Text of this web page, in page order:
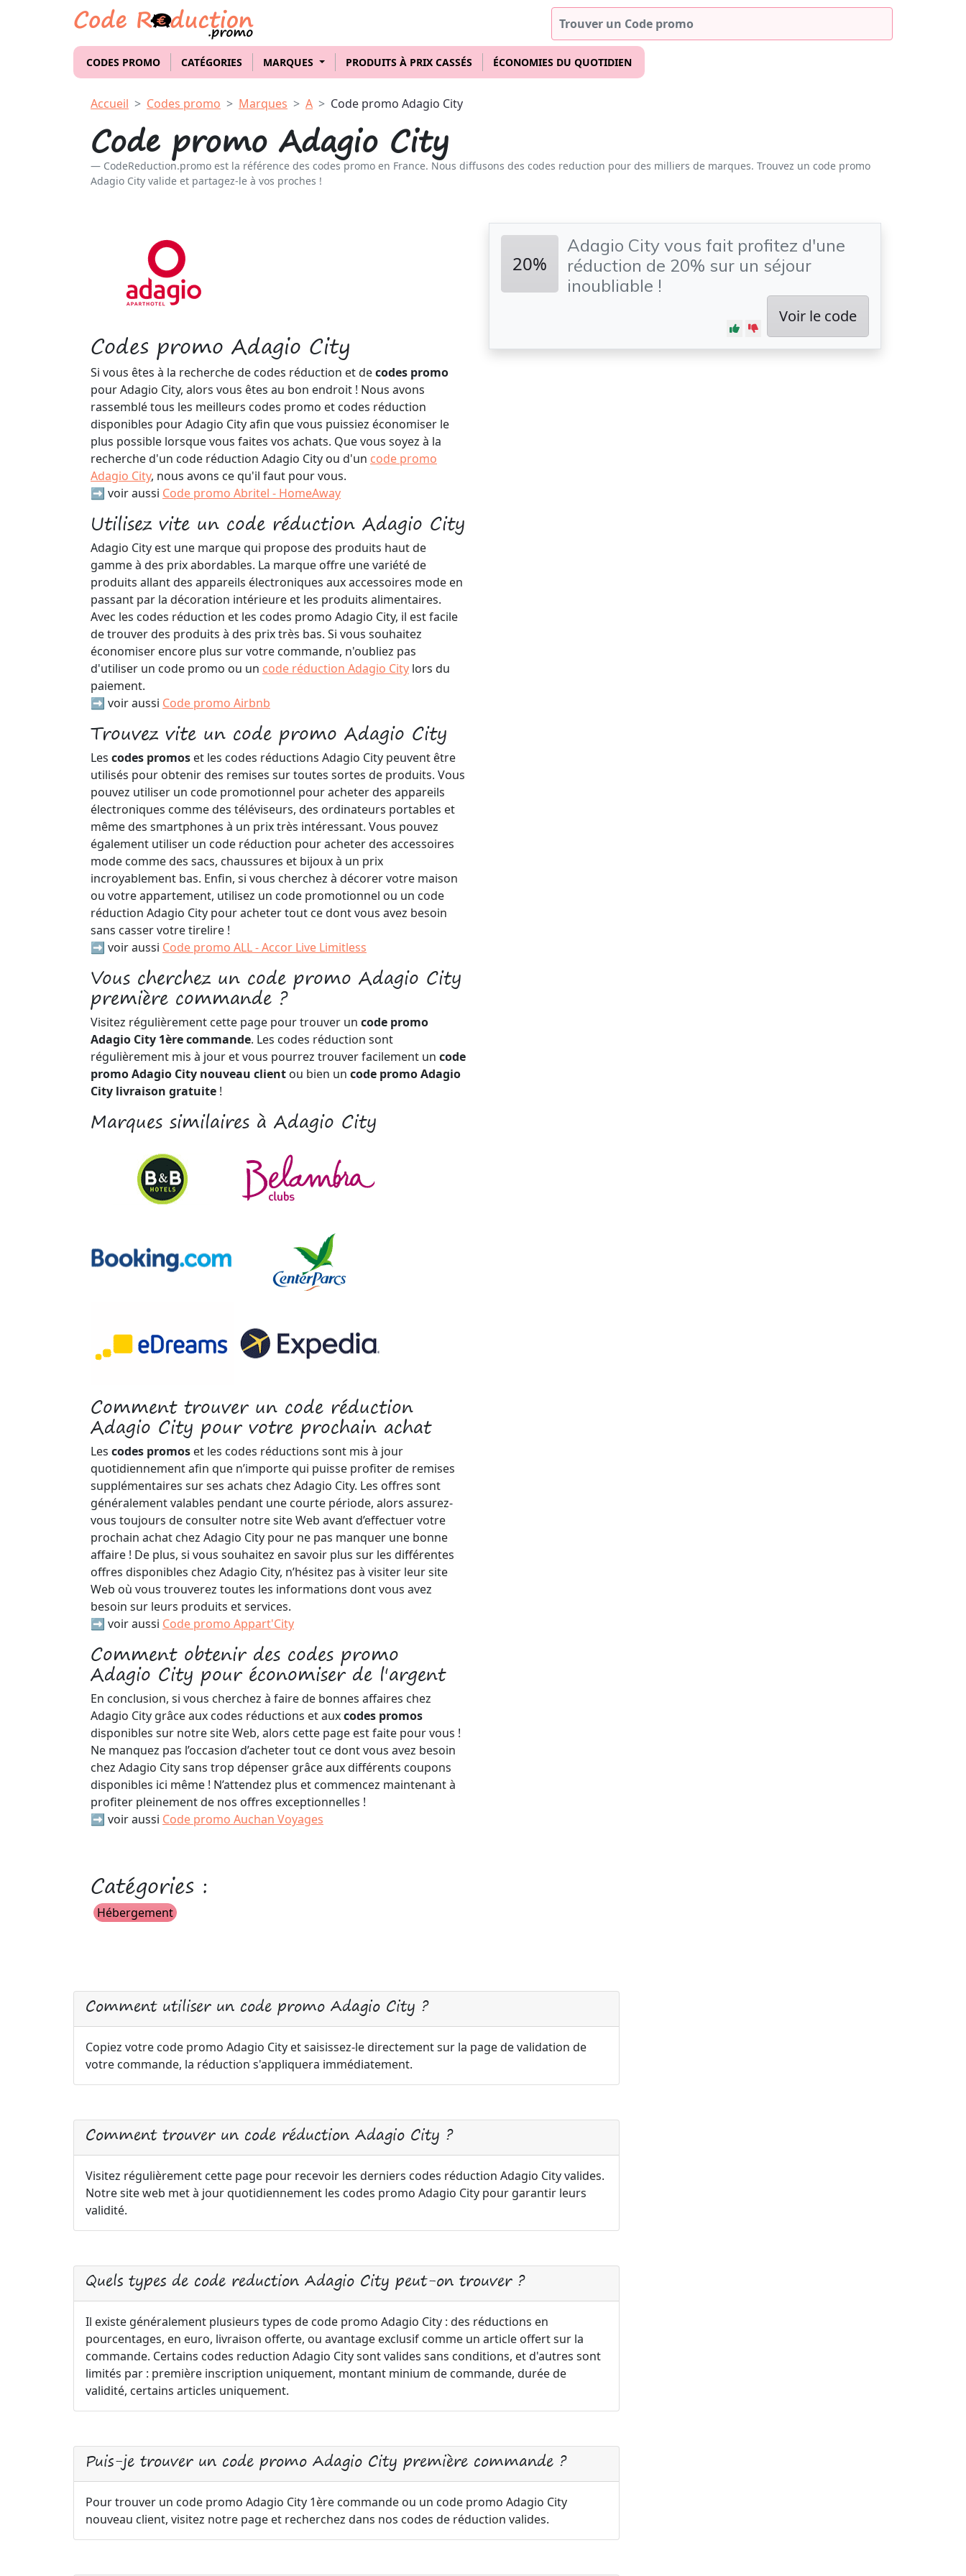
CODES PROMO CATÉGORIES MARQUES PRODUITS À PRIX CASSÉS ÉCONOMIES DU QUOTIDIEN
Accueil Codes promo Marques A Code promo Adagio City
Code promo Adagio City
CodeReduction.promo est la référence des codes promo en France. Nous diffusons des codes reduction pour des milliers de marques. Trouvez un code promo
Adagio City valide et partagez-le à vos proches !
Codes promo Adagio City
Si vous êtes à la recherche de codes réduction et decodes promo
pour Adagio City, alors vous êtes au bon endroit ! Nous avons
rassemblé tous les meilleurs codes promo et codes réduction
disponibles pour Adagio City afin que vous puissiez économiser le
plus possible lorsque vous faites vos achats. Que vous soyez à la
recherche d'un code réduction Adagio City ou d'un code promo
Adagio City, nous avons ce qu'il faut pour vous.
➡️ voir aussi Code promo Abritel - HomeAway
Utilisez vite un code réduction Adagio City
Adagio City est une marque qui propose des produits haut de
gamme à des prix abordables. La marque offre une variété de
produits allant des appareils électroniques aux accessoires mode en
passant par la décoration intérieure et les produits alimentaires.
Avec les codes réduction et les codes promo Adagio City, il est facile
de trouver des produits à des prix très bas. Si vous souhaitez
économiser encore plus sur votre commande, n'oubliez pas
d'utiliser un code promo ou un code réduction Adagio City lors du
paiement.
➡️ voir aussi Code promo Airbnb
Trouvez vite un code promo Adagio City
Les codes promos et les codes réductions Adagio City peuvent être
utilisés pour obtenir des remises sur toutes sortes de produits. Vous
pouvez utiliser un code promotionnel pour acheter des appareils
électroniques comme des téléviseurs, des ordinateurs portables et
même des smartphones à un prix très intéressant. Vous pouvez
également utiliser un code réduction pour acheter des accessoires
mode comme des sacs, chaussures et bijoux à un prix
incroyablement bas. Enfin, si vous cherchez à décorer votre maison
ou votre appartement, utilisez un code promotionnel ou un code
réduction Adagio City pour acheter tout ce dont vous avez besoin
sans casser votre tirelire !
➡️ voir aussi Code promo ALL - Accor Live Limitless
Vous cherchez un code promo Adagio City
première commande ?
Visitez régulièrement cette page pour trouver un code promo
Adagio City 1ère commande. Les codes réduction sont
régulièrement mis à jour et vous pourrez trouver facilement un code
promo Adagio City nouveau client ou bien un code promo Adagio
City livraison gratuite !
Marques similaires à Adagio City
Comment trouver un code réduction
Adagio City pour votre prochain achat
Les codes promos et les codes réductions sont mis à jour
quotidiennement afin que n’importe qui puisse profiter de remises
supplémentaires sur ses achats chez Adagio City. Les offres sont
généralement valables pendant une courte période, alors assurez-
vous toujours de consulter notre site Web avant d’effectuer votre
prochain achat chez Adagio City pour ne pas manquer une bonne
affaire ! De plus, si vous souhaitez en savoir plus sur les différentes
offres disponibles chez Adagio City, n’hésitez pas à visiter leur site
Web où vous trouverez toutes les informations dont vous avez
besoin sur leurs produits et services.
➡️ voir aussi Code promo Appart'City
Comment obtenir des codes promo
Adagio City pour économiser de l'argent
En conclusion, si vous cherchez à faire de bonnes affaires chez
Adagio City grâce aux codes réductions et auxcodes promos
disponibles sur notre site Web, alors cette page est faite pour vous !
Ne manquez pas l’occasion d’acheter tout ce dont vous avez besoin
chez Adagio City sans trop dépenser grâce aux différents coupons
disponibles ici même ! N’attendez plus et commencez maintenant à
profiter pleinement de nos offres exceptionnelles !
➡️ voir aussi Code promo Auchan Voyages
Catégories :
Hébergement
20%
Adagio City vous fait profitez d'une
réduction de 20% sur un séjour
inoubliable !
Voir le code
Comment utiliser un code promo Adagio City ?
Copiez votre code promo Adagio City et saisissez-le directement sur la page de validation de
votre commande, la réduction s'appliquera immédiatement.
Comment trouver un code réduction Adagio City ?
Visitez régulièrement cette page pour recevoir les derniers codes réduction Adagio City valides.
Notre site web met à jour quotidiennement les codes promo Adagio City pour garantir leurs
validité.
Quels types de code reduction Adagio City peut-on trouver ?
Il existe généralement plusieurs types de code promo Adagio City : des réductions en
pourcentages, en euro, livraison offerte, ou avantage exclusif comme un article offert sur la
commande. Certains codes reduction Adagio City sont valides sans conditions, et d'autres sont
limités par : première inscription uniquement, montant minium de commande, durée de
validité, certains articles uniquement.
Puis-je trouver un code promo Adagio City première commande ?
Pour trouver un code promo Adagio City 1ère commande ou un code promo Adagio City
nouveau client, visitez notre page et recherchez dans nos codes de réduction valides.